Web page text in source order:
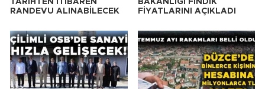
TARİHTEN İTİBAREN
RANDEVU ALINABİLECEK
BAKANLIĞI FINDIK
FİYATLARINI AÇIKLADI